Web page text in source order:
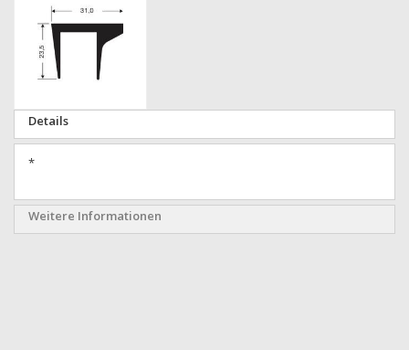
Bildgalerie
springen
Zum
Anfang
der
Details
*
Weitere Informationen